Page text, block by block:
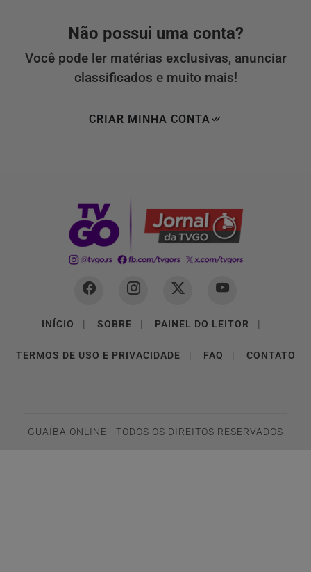
Não possui uma conta?
Você pode ler matérias exclusivas, anunciar
classificados e muito mais!
CRIAR MINHA CONTA
INÍCIO | SOBRE | PAINEL DO LEITOR |
TERMOS DE USO E PRIVACIDADE | FAQ | CONTATO
GUAÍBA ONLINE - TODOS OS DIREITOS RESERVADOS